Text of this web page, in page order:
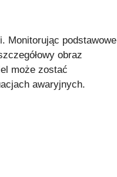
Monitorując podstawowe
obraz
może zostać
awaryjnych.